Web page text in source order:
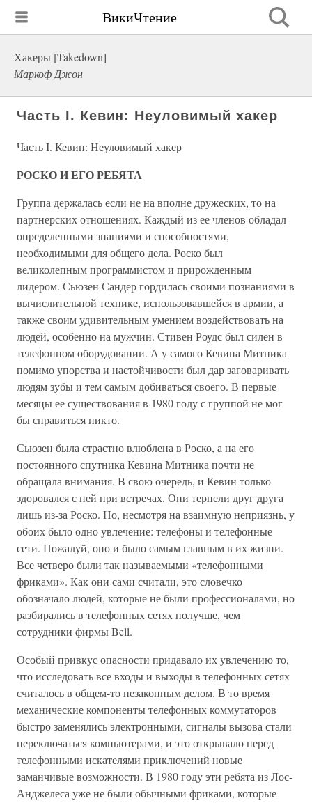
ВикиЧтение
Хакеры [Takedown]
Маркоф Джон
Часть I. Кевин: Неуловимый хакер
Часть I. Кевин: Неуловимый хакер
РОСКО И ЕГО РЕБЯТА
Группа держалась если не на вполне дружеских, то на
партнерских отношениях. Каждый из ее членов обладал
определенными знаниями и способностями,
необходимыми для общего дела. Роско был
великолепным программистом и прирожденным
лидером. Сьюзен Сандер гордилась своими познаниями в
вычислительной технике, использовавшейся в армии, а
также своим удивительным умением воздействовать на
людей, особенно на мужчин. Стивен Роудс был силен в
телефонном оборудовании. А у самого Кевина Митника
помимо упорства и настойчивости был дар заговаривать
людям зубы и тем самым добиваться своего. В первые
месяцы ее существования в 1980 году с группой не мог
бы справиться никто.
Сьюзен была страстно влюблена в Роско, а на его
постоянного спутника Кевина Митника почти не
обращала внимания. В свою очередь, и Кевин только
здоровался с ней при встречах. Они терпели друг друга
лишь из-за Роско. Но, несмотря на взаимную неприязнь, у
обоих было одно увлечение: телефоны и телефонные
сети. Пожалуй, оно и было самым главным в их жизни.
Все четверо были так называемыми «телефонными
фриками». Как они сами считали, это словечко
обозначало людей, которые не были профессионалами, но
разбирались в телефонных сетях получше, чем
сотрудники фирмы Bell.
Особый привкус опасности придавало их увлечению то,
что исследовать все входы и выходы в телефонных сетях
считалось в общем-то незаконным делом. В то время
механические компоненты телефонных коммутаторов
быстро заменялись электронными, сигналы вызова стали
переключаться компьютерами, и это открывало перед
телефонными искателями приключений новые
заманчивые возможности. В 1980 году эти ребята из Лос-
Анджелеса уже не были обычными фриками, которые